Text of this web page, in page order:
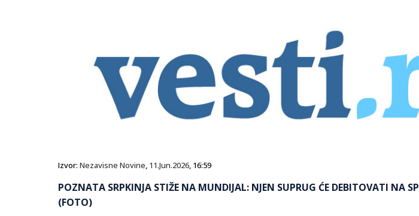
Izvor: Nezavisne Novine, 11.Jun.2026, 16:59
POZNATA SRPKINJA STIŽE NA MUNDIJAL: NJEN SUPRUG ĆE DEBITOVATI NA SP
(FOTO)